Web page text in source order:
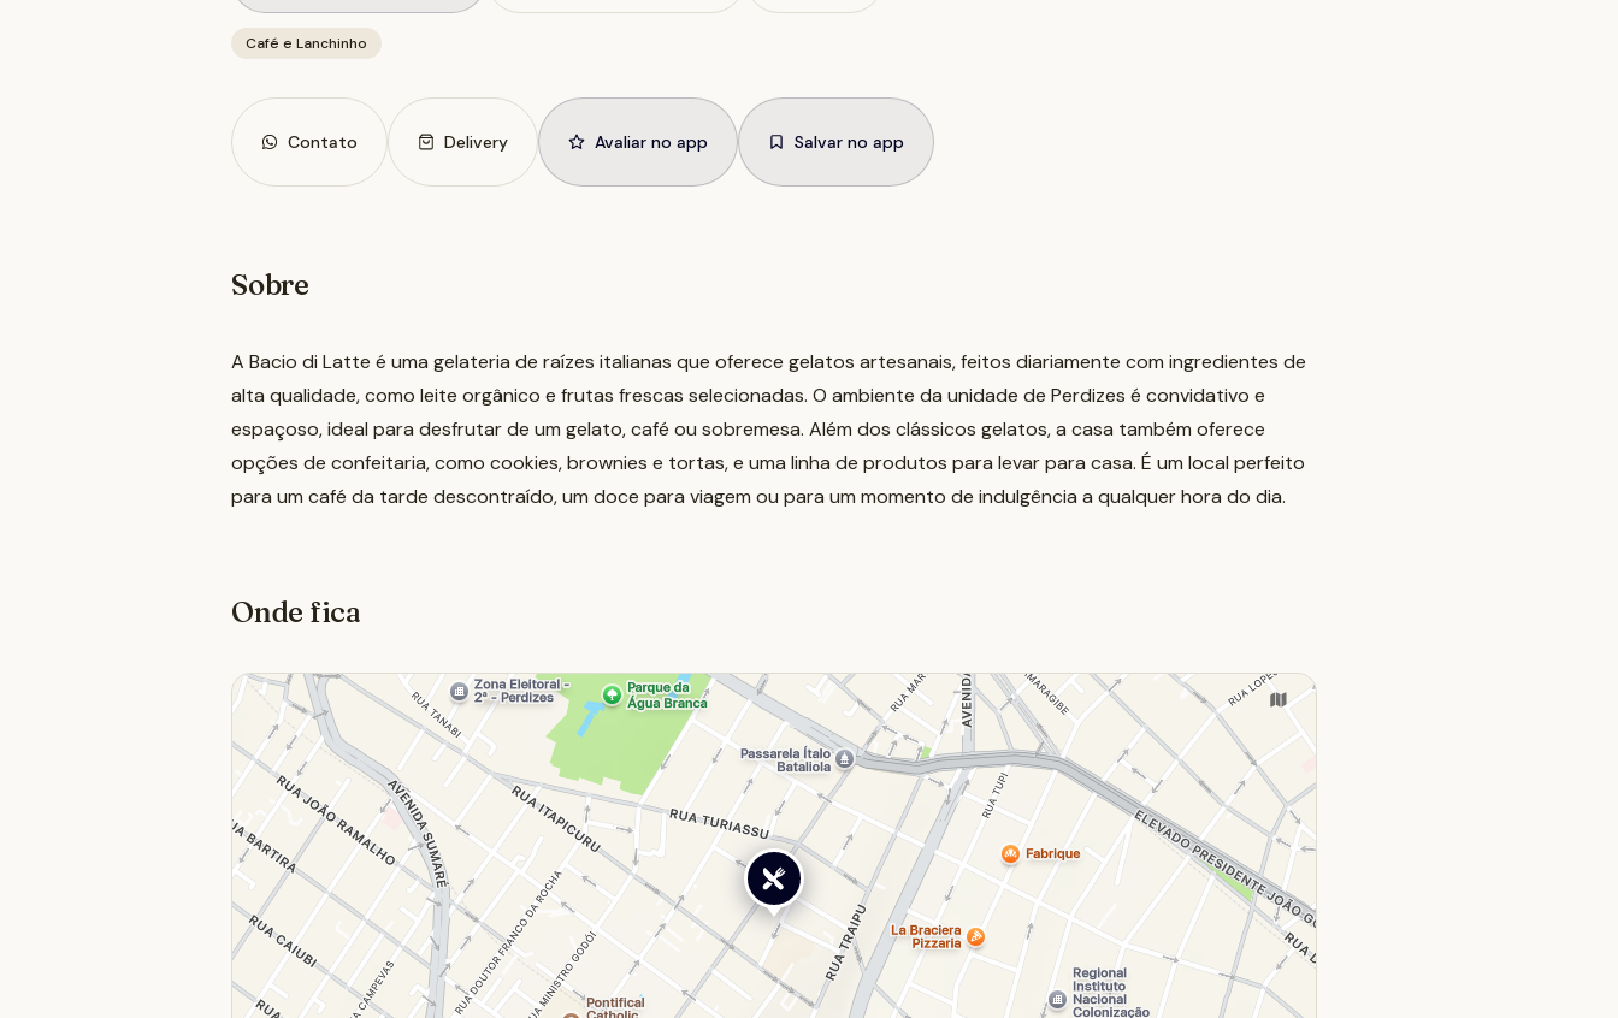
Café e Lanchinho
Contato Delivery Avaliar no app Salvar no app
Sobre
A Bacio di Latte é uma gelateria de raízes italianas que oferece gelatos artesanais, feitos diariamente com ingredientes de
alta qualidade, como leite orgânico e frutas frescas selecionadas. O ambiente da unidade de Perdizes é convidativo e
espaçoso, ideal para desfrutar de um gelato, café ou sobremesa. Além dos clássicos gelatos, a casa também oferece
opções de confeitaria, como cookies, brownies e tortas, e uma linha de produtos para levar para casa. É um local perfeito
para um café da tarde descontraído, um doce para viagem ou para um momento de indulgência a qualquer hora do dia.
Onde fica